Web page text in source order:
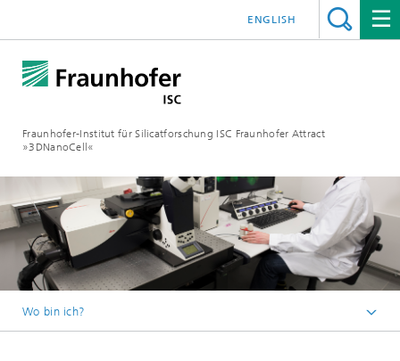
Fraunhofer-Institut für Silicatforschung ISC Fraunhofer Attract
»3DNanoCell«
ENGLISH
Wo bin ich?